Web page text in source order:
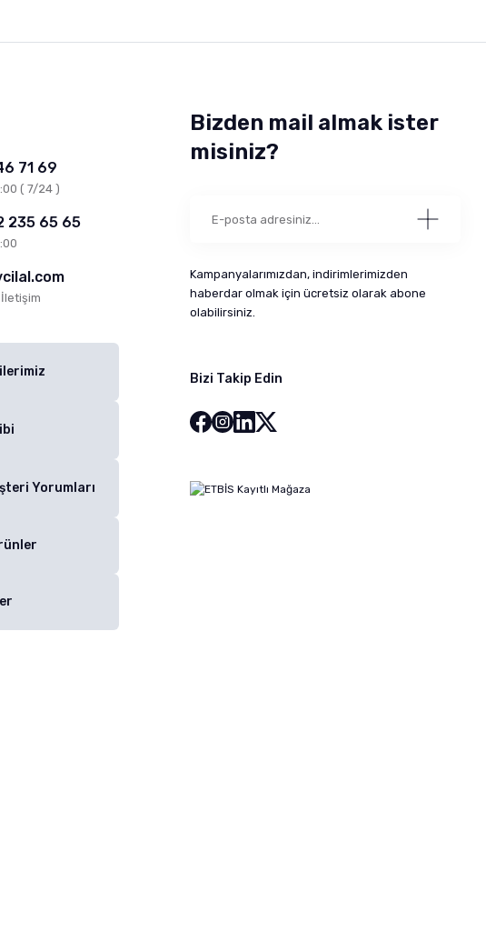
71 69
( 7/24 )
235 65 65
Yorumları
Bizden mail almak ister
misiniz?
Kampanyalarımızdan, indirimlerimizden
haberdar olmak için ücretsiz olarak abone
olabilirsiniz.
Bizi Takip Edin